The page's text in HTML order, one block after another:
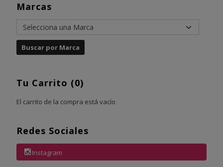
Marcas
Tu Carrito (0)
El carrito de la compra está vacío
Redes Sociales
Instagram